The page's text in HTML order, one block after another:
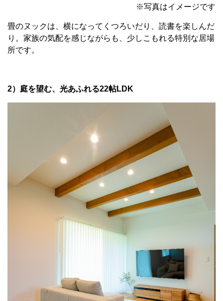
※写真はイメージです
畳のヌックは、横になってくつろいだり、読書を楽しんだ
り。家族の気配を感じながらも、少しこもれる特別な居場
所です。
2）庭を望む、光あふれる22帖LDK